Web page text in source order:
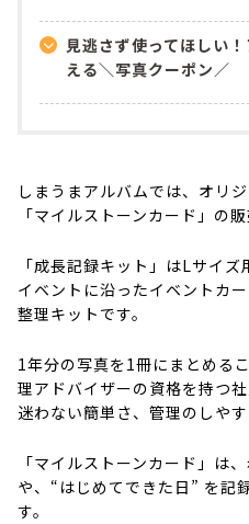
見逃さず使ってほしい
える＼写真クーポン／
しまうまアルバムでは、オリ
「マイルストーンカード」の
「成長記録キット」はLサイズ
イベントに沿ったイベントカ
整理キットです。
1年分の写真を1冊にまとめる
理アドバイザーの資格を持つ
迷わない簡単さ、管理のしや
「マイルストーンカード」は
や、“はじめてできた日” を記
す。